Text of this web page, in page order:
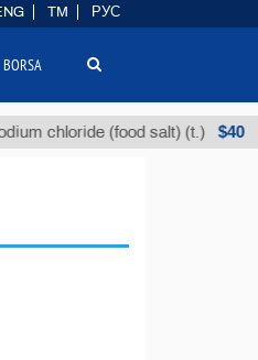
chloride (food salt) (t.) $40
TM РУС
BORSA